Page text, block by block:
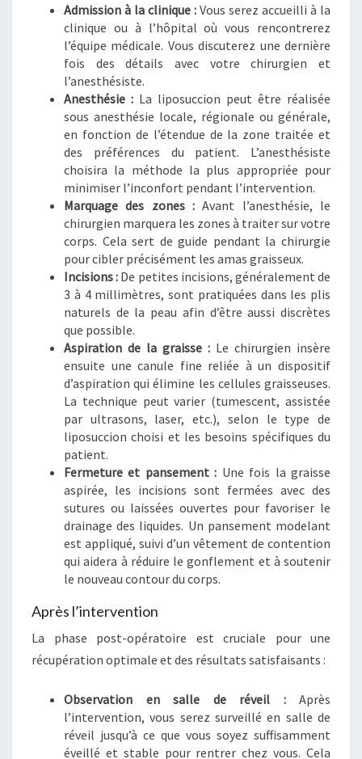
Admission à la clinique : Vous serez accueilli à la
clinique ou à l’hôpital où vous rencontrerez
l’équipe médicale. Vous discuterez une dernière
fois des détails avec votre chirurgien et
l’anesthésiste.
Anesthésie : La liposuccion peut être réalisée
sous anesthésie locale, régionale ou générale,
en fonction de l’étendue de la zone traitée et
des préférences du patient. L’anesthésiste
choisira la méthode la plus appropriée pour
minimiser l’inconfort pendant l’intervention.
Marquage des zones : Avant l’anesthésie, le
chirurgien marquera les zones à traiter sur votre
corps. Cela sert de guide pendant la chirurgie
pour cibler précisément les amas graisseux.
Incisions : De petites incisions, généralement de
3 à 4 millimètres, sont pratiquées dans les plis
naturels de la peau afin d’être aussi discrètes
que possible.
Aspiration de la graisse : Le chirurgien insère
ensuite une canule fine reliée à un dispositif
d’aspiration qui élimine les cellules graisseuses.
La technique peut varier (tumescent, assistée
par ultrasons, laser, etc.), selon le type de
liposuccion choisi et les besoins spécifiques du
patient.
Fermeture et pansement : Une fois la graisse
aspirée, les incisions sont fermées avec des
sutures ou laissées ouvertes pour favoriser le
drainage des liquides. Un pansement modelant
est appliqué, suivi d’un vêtement de contention
qui aidera à réduire le gonflement et à soutenir
le nouveau contour du corps.
Après l’intervention
La phase post-opératoire est cruciale pour une
récupération optimale et des résultats satisfaisants :
Observation en salle de réveil :Après
l’intervention, vous serez surveillé en salle de
réveil jusqu’à ce que vous soyez suffisamment
éveillé et stable pour rentrer chez vous. Cela